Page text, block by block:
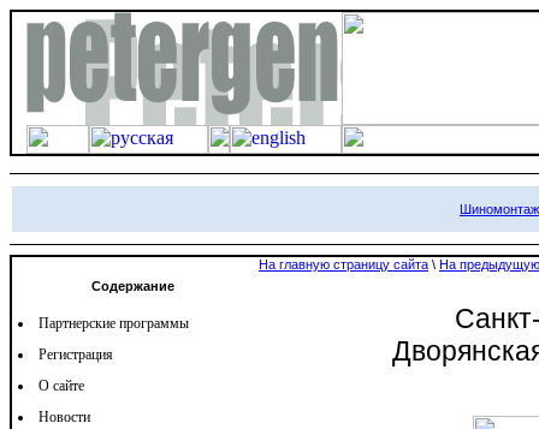
Шиномонтаж
Содержание
Партнерские программы
Регистрация
О сайте
Новости
На главную страницу сайта \ На предыдущую